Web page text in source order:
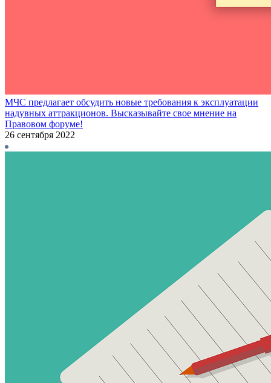
МЧС предлагает обсудить новые требования к эксплуатации
надувных аттракционов. Высказывайте свое мнение на
Правовом форуме!
26 сентября 2022